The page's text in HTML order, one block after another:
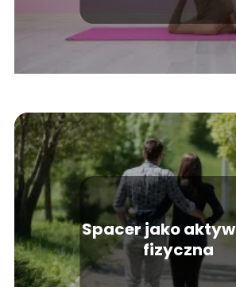
Spacer jako
fizyczna